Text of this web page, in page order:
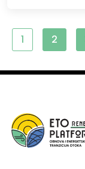
1 2